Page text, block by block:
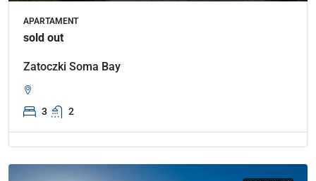
APARTAMENT
sold out
Zatoczki Soma Bay
3 2